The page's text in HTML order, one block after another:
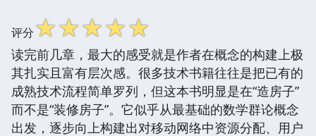
评分☆☆☆☆☆
读完前几章，最大的感受就是作者在概念的构建上极
其扎实且富有层次感。很多技术书籍往往是把已有的
成熟技术流程简单罗列，但这本书明显是在“造房子”
而不是“装修房子”。它似乎从最基础的数学群论概念
出发，逐步向上构建出对移动网络中资源分配、用户